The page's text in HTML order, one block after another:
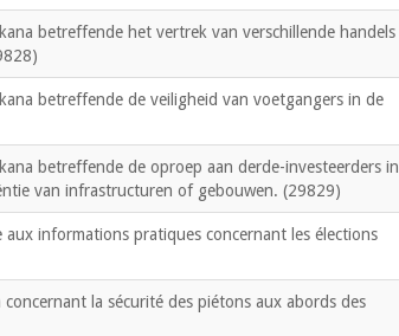
betreffende het vertrek van verschillende handels
betreffende de veiligheid van voetgangers in de
betreffende de oproep aan derde-investeerders in
van infrastructuren of gebouwen. (29829)
informations pratiques concernant les élections
la sécurité des piétons aux abords des